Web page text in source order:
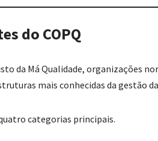
do COPQ
da Má Qualidade, organizações
mais conhecidas da gestão
categorias principais.